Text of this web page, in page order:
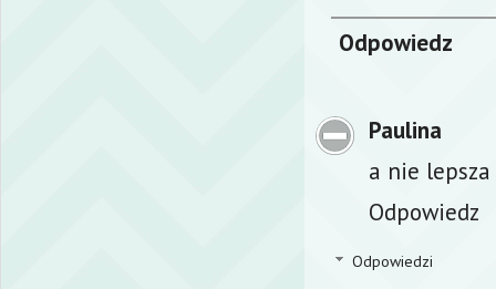
Odpowiedz
Paulina
a nie
Odpowiedz
Odpowiedzi